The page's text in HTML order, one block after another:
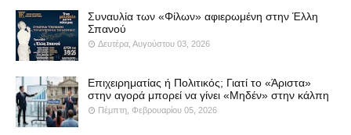
Συναυλία των «Φίλων» αφιερωμένη στην Έλλη
Σπανού
Δευτέρα, Αυγούστου 03, 2026
Επιχειρηματίας ή Πολιτικός; Γιατί το «Άριστα»
στην αγορά μπορεί να γίνει «Μηδέν» στην κάλπη
Πέμπτη, Φεβρουαρίου 05, 2026